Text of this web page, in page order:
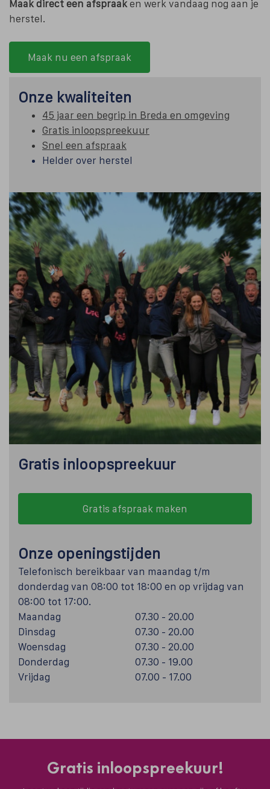
Maak direct een afspraaken werk vandaag nog aan je
herstel.
Maak nu een afspraak
Onze kwaliteiten
45 jaar een begrip in Breda en omgeving
Gratis inloopspreekuur
Snel een afspraak
Helder over herstel
Gratis inloopspreekuur
Gratis afspraak maken
Onze openingstijden
Telefonisch bereikbaar van maandag t/m
donderdag van 08:00 tot 18:00 en op vrijdag van
08:00 tot 17:00.
Maandag
07.30 - 20.00
Dinsdag
07.30 - 20.00
Woensdag
07.30 - 20.00
Donderdag
07.30 - 19.00
Vrijdag
07.00 - 17.00
Gratis inloopspreekuur!